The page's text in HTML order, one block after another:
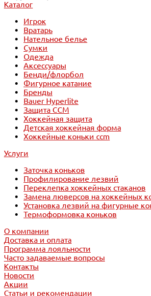
Каталог
Игрок
Вратарь
Нательное белье
Сумки
Одежда
Аксессуары
Бенди/флорбол
Фигурное катание
Бренды
Bauer Hyperlite
Защита CCM
Хоккейная защита
Детская хоккейная форма
Хоккейные коньки ccm
Услуги
Заточка коньков
Профилирование лезвий
Переклепка хоккейных стаканов
Замена люверсов на хоккейных
Установка лезвий на фигурные
Термоформовка коньков
О компании
Доставка и оплата
Программа лояльности
Часто задаваемые вопросы
Контакты
Новости
Акции
Статьи и рекомендации